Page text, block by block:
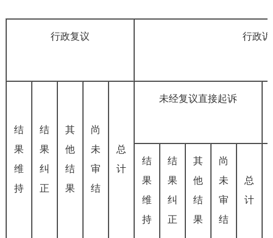
行政复议 行政
结
果
维
持
结
果
纠
正
其
他
结
果
尚
未
审
结
总
计
未经复议直接起诉
结
果
维
持
结
果
纠
正
其
他
结
果
尚
未
审
结
总
计